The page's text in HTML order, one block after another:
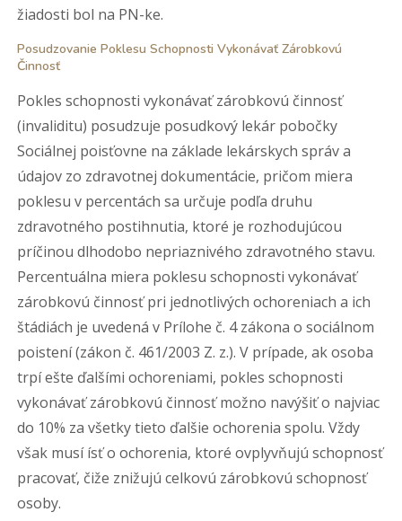
žiadosti bol na PN-ke.
Posudzovanie Poklesu Schopnosti Vykonávať Zárobkovú
Činnosť
Pokles schopnosti vykonávať zárobkovú činnosť
(invaliditu) posudzuje posudkový lekár pobočky
Sociálnej poisťovne na základe lekárskych správ a
údajov zo zdravotnej dokumentácie, pričom miera
poklesu v percentách sa určuje podľa druhu
zdravotného postihnutia, ktoré je rozhodujúcou
príčinou dlhodobo nepriaznivého zdravotného stavu.
Percentuálna miera poklesu schopnosti vykonávať
zárobkovú činnosť pri jednotlivých ochoreniach a ich
štádiách je uvedená v Prílohe č. 4 zákona o sociálnom
poistení (zákon č. 461/2003 Z. z.). V prípade, ak osoba
trpí ešte ďalšími ochoreniami, pokles schopnosti
vykonávať zárobkovú činnosť možno navýšiť o najviac
do 10% za všetky tieto ďalšie ochorenia spolu. Vždy
však musí ísť o ochorenia, ktoré ovplyvňujú schopnosť
pracovať, čiže znižujú celkovú zárobkovú schopnosť
osoby.